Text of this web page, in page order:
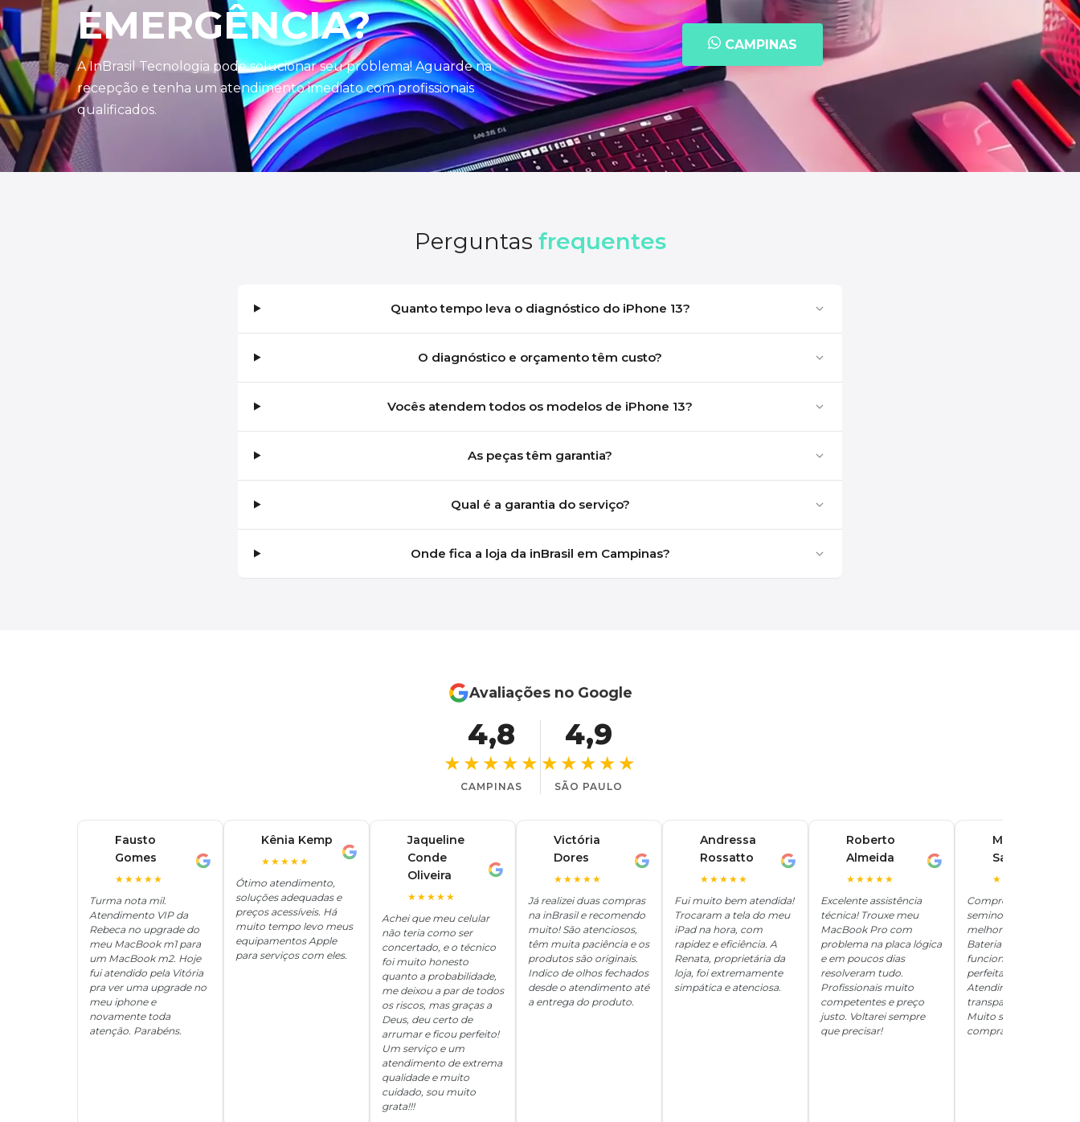
EMERGÊNCIA?
A InBrasil Tecnologia pode solucionar seu problema! Aguarde na
recepção e tenha um atendimento imediato com profissionais
qualificados.
CAMPINAS
Perguntas frequentes
Quanto tempo leva o diagnóstico do iPhone 13?
O diagnóstico e orçamento têm custo?
Vocês atendem todos os modelos de iPhone 13?
As peças têm garantia?
Qual é a garantia do serviço?
Onde fica a loja da inBrasil em Campinas?
Avaliações no Google
4,8
★★★★★
CAMPINAS
4,9
★★★★★
SÃO PAULO
Fausto
Gomes
★★★★★
Turma nota mil.
Atendimento VIP da
Rebeca no upgrade do
meu MacBook m1 para
um MacBook m2. Hoje
fui atendido pela Vitória
pra ver uma upgrade no
meu iphone e
novamente toda
atenção. Parabéns.
Kênia Kemp
★★★★★
Ótimo atendimento,
soluções adequadas e
preços acessíveis. Há
muito tempo levo meus
equipamentos Apple
para serviços com eles.
Jaqueline
Conde
Oliveira
★★★★★
Achei que meu celular
não teria como ser
concertado, e o técnico
foi muito honesto
quanto a probabilidade,
me deixou a par de todos
os riscos, mas graças a
Deus, deu certo de
arrumar e ficou perfeito!
Um serviço e um
atendimento de extrema
qualidade e muito
cuidado, sou muito
grata!!!
Victória
Dores
★★★★★
Já realizei duas compras
na inBrasil e recomendo
muito! São atenciosos,
têm muita paciência e os
produtos são originais.
Indico de olhos fechados
desde o atendimento até
a entrega do produto.
Andressa
Rossatto
★★★★★
Fui muito bem atendida!
Trocaram a tela do meu
iPad na hora, com
rapidez e eficiência. A
Renata, proprietária da
loja, foi extremamente
simpática e atenciosa.
Roberto
Almeida
★★★★★
Excelente assistência
técnica! Trouxe meu
MacBook Pro com
problema na placa lógica
e em poucos dias
resolveram tudo.
Profissionais muito
competentes e preço
justo. Voltarei sempre
que precisar!
Marina
Santos
★★★★★
Comprei um iPhone
seminovo aqui e ficou
melhor que novo.
Bateria 100%, tudo
funcionando
perfeitamente.
Atendimento
transparente e
Muito satisfeita com a
compra!